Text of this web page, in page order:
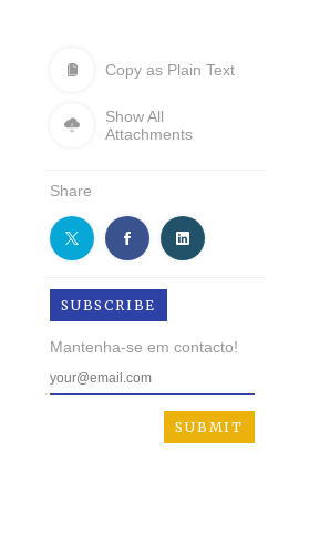
Copy as Plain Text
Show All
Attachments
Share
SUBSCRIBE
Mantenha-se em contacto!